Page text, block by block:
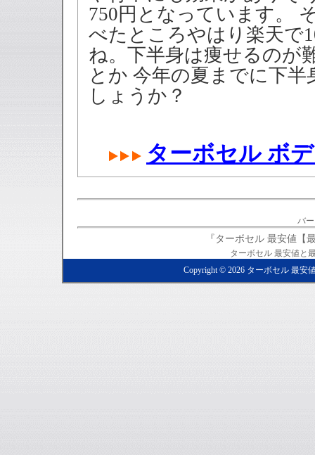
750円となっています。
べたところやはり楽天で
ね。下半身は痩せるのが
とか 今年の夏までに下
しょうか？
ターボセル ボ
バ
『ターボセル 最安値【
ターボセル 最安値と
Copyright © 2026 ターボセル 最安